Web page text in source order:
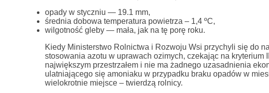
opady w styczniu — 19.1 mm,
średnia dobowa temperatura powietrza – 1,4 ºC,
wilgotność gleby — mała, jak na tę porę roku.
Kiedy Ministerstwo Rolnictwa i Rozwoju Wsi przychyli się do
stosowania azotu w uprawach ozimych, czekając na kryterium
największym przestrzałem i nie ma żadnego uzasadnienia
ulatniającego się amoniaku w przypadku braku opadów w
wielokrotnie miejsce – twierdzą rolnicy.